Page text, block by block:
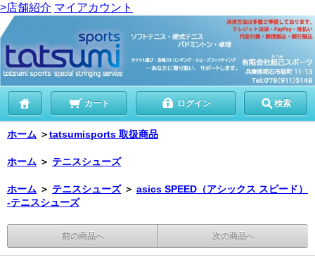
>店舗紹介 マイアカウント
カート ログイン 検索
ホーム ＞tatsumisports 取扱商品
ホーム ＞ テニスシューズ
ホーム ＞ テニスシューズ ＞ asics SPEED（アシックス スピード）
-テニスシューズ
前の商品へ 次の商品へ